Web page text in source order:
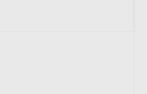
Tutup Kantor Kantor